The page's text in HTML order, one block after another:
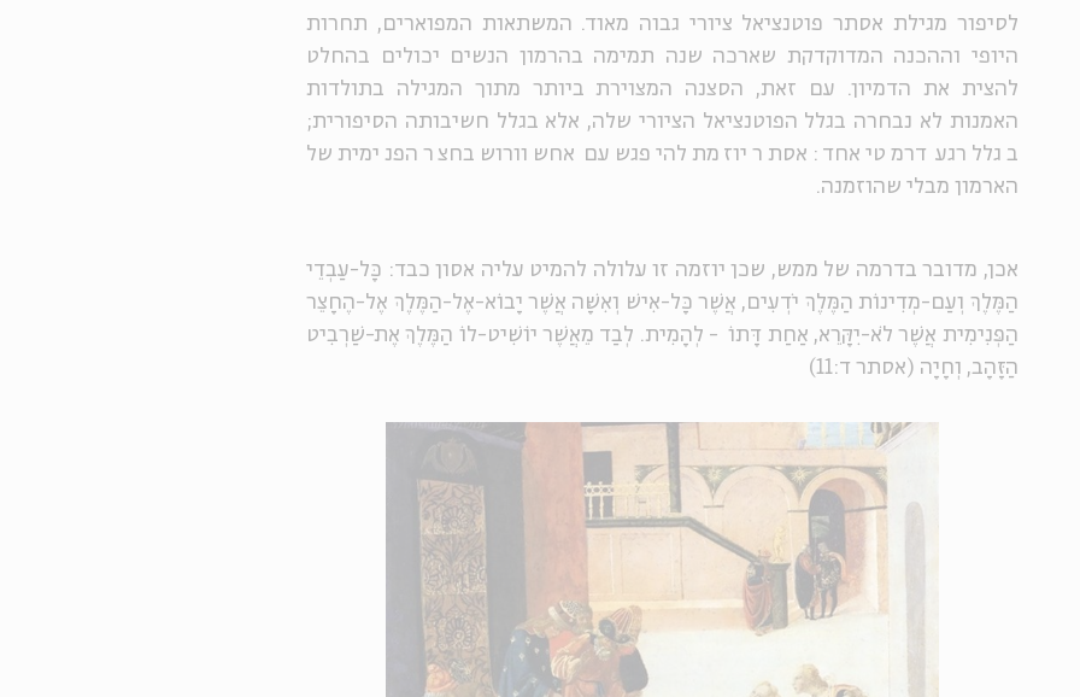
לסיפור מגילת אסתר פוטנציאל ציורי גבוה מאוד. המשתאות המפוארים, תחרות
היופי וההכנה המדוקדקת שארכה שנה תמימה בהרמון הנשים יכולים בהחלט
להצית את הדמיון. עם זאת, הסצנה המצוירת ביותר מתוך המגילה בתולדות
האמנות לא נבחרה בגלל הפוטנציאל הציורי שלה, אלא בגלל חשיבותה הסיפורית;
בגלל רגע דרמטי אחד: אסתר יוזמת להיפגש עם אחשוורוש בחצר הפנימית של
הארמון מבלי שהוזמנה.
אכן, מדובר בדרמה של ממש, שכן יוזמה זו עלולה להמיט עליה אסון כבד: כָּל-עַבְדֵי
הַמֶּלֶךְ וְעַם-מְדִינוֹת הַמֶּלֶךְ יֹדְעִים, אֲשֶׁר כָּל-אִישׁ וְאִשָּׁה אֲשֶׁר יָבוֹא-אֶל-הַמֶּלֶךְ אֶל-הֶחָצֵר
הַפְּנִימִית אֲשֶׁר לֹא-יִקָּרֵא, אַחַת דָּתוֹ - לְהָמִית. לְבַד מֵאֲשֶׁר יוֹשִׁיט-לוֹ הַמֶּלֶךְ אֶת-שַׁרְבִיט
הַזָּהָב, וְחָיָה (אסתר ד:11)